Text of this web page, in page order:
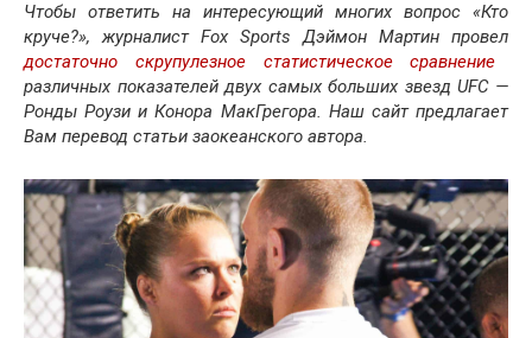
Чтобы ответить на интересующий многих вопрос «Кто
круче?», журналист Fox Sports Дэймон Мартин провел
достаточно скрупулезное статистическое сравнение
различных показателей двух самых больших звезд UFC —
Ронды Роузи и Конора МакГрегора. Наш сайт предлагает
Вам перевод статьи заокеанского автора.